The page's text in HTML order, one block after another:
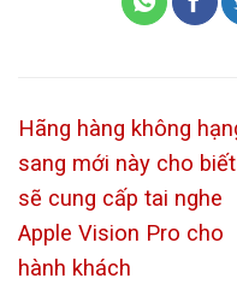
Hãng hàng không
sang mới này cho
sẽ cung cấp tai nghe
Apple Vision Pro cho
hành khách